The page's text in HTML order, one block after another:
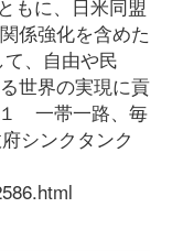
もに、日米同盟
係強化を含めた
、自由や民
世界の実現に貢
一帯一路、毎
シンクタンク